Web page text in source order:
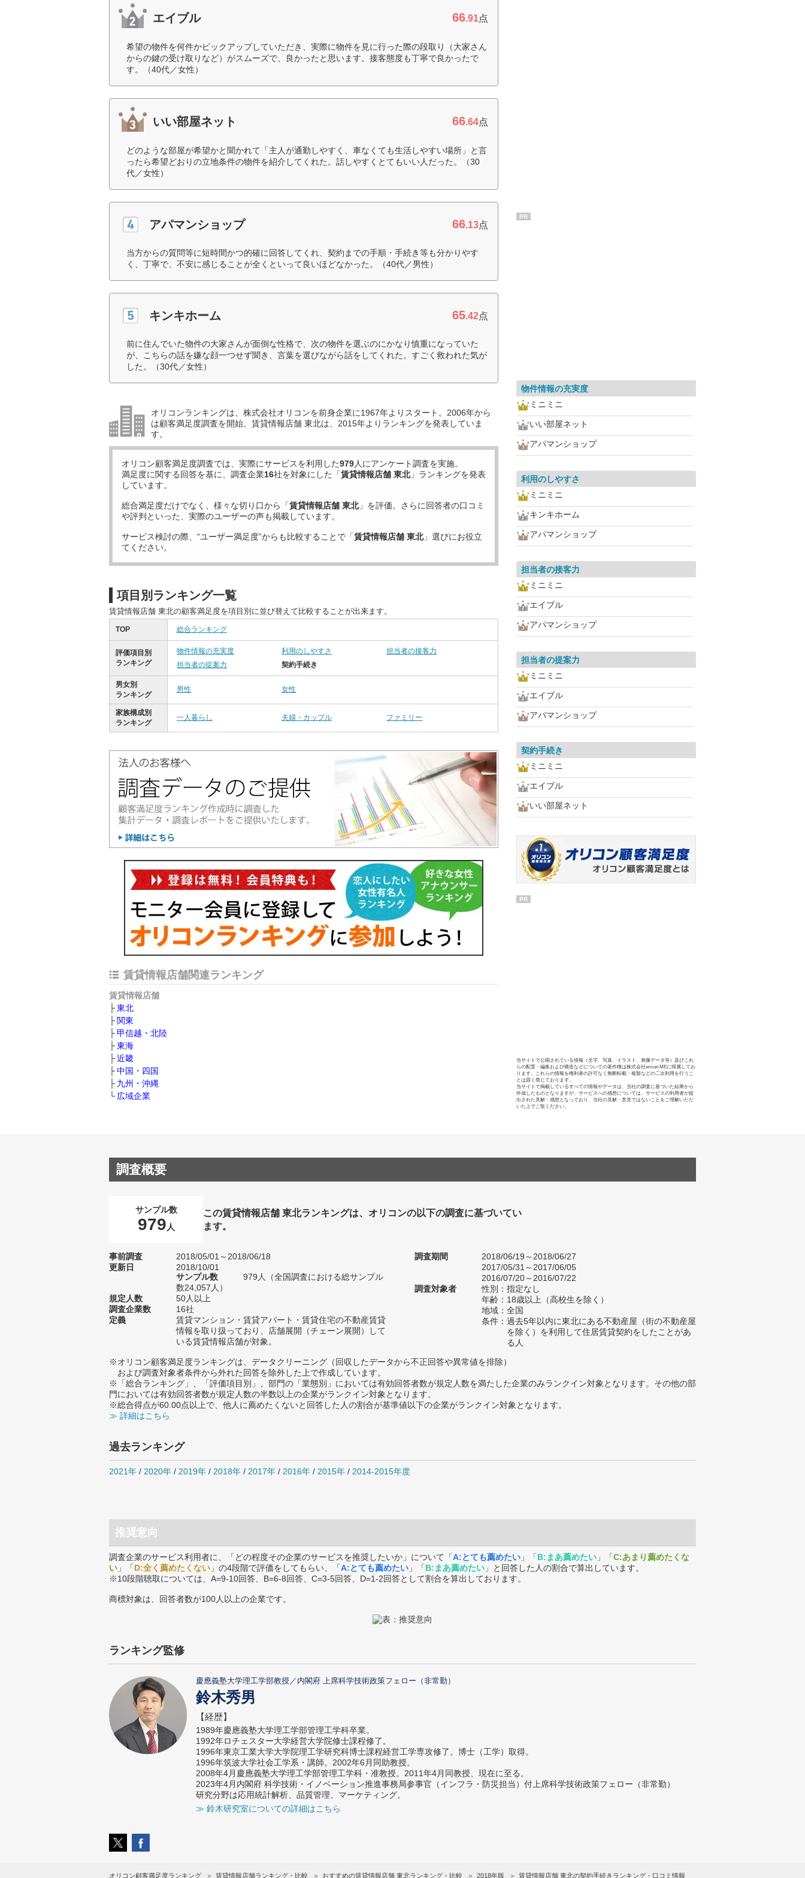
エイブル 66.91点
希望の物件を何件かピックアップしていただき、実際に物件を見に行った際の段取り（大家さん
からの鍵の受け取りなど）がスムーズで、良かったと思います。接客態度も丁寧で良かったで
す。（40代／女性）
いい部屋ネット 66.64点
どのような部屋が希望かと聞かれて「主人が通勤しやすく、車なくても生活しやすい場所」と言
ったら希望どおりの立地条件の物件を紹介してくれた。話しやすくとてもいい人だった。（30
代／女性）
アパマンショップ 66.13点
当方からの質問等に短時間かつ的確に回答してくれ、契約までの手順・手続き等も分かりやす
く、丁寧で、不安に感じることが全くといって良いほどなかった。（40代／男性）
キンキホーム 65.42点
前に住んでいた物件の大家さんが面倒な性格で、次の物件を選ぶのにかなり慎重になっていた
が、こちらの話を嫌な顔一つせず聞き、言葉を選びながら話をしてくれた。すごく救われた気が
した。（30代／女性）
オリコンランキングは、株式会社オリコンを前身企業に1967年よりスタート。2006年から
は顧客満足度調査を開始。賃貸情報店舗 東北は、2015年よりランキングを発表していま
す。
オリコン顧客満足度調査では、実際にサービスを利用した979人にアンケート調査を実施。
満足度に関する回答を基に、調査企業16社を対象にした「賃貸情報店舗 東北」ランキングを発表
しています。
総合満足度だけでなく、様々な切り口から「賃貸情報店舗 東北」を評価。さらに回答者の口コミ
や評判といった、実際のユーザーの声も掲載しています。
サービス検討の際、“ユーザー満足度”からも比較することで「賃貸情報店舗 東北」選びにお役立
てください。
項目別ランキング一覧
賃貸情報店舗 東北の顧客満足度を項目別に並び替えて比較することが出来ます。
TOP 総合ランキング
評価項目別
ランキング
物件情報の充実度 利用のしやすさ
担当者の接客力
担当者の提案力
契約手続き
男女別
ランキング
男性 女性
家族構成別
ランキング
一人暮らし 夫婦・カップル ファミリー
賃貸情報店舗関連ランキング
賃貸情報店舗
東北
関東
甲信越・北陸
東海
近畿
中国・四国
九州・沖縄
広域企業
PR
物件情報の充実度
ミニミニ
いい部屋ネット
アパマンショップ
利用のしやすさ
ミニミニ
キンキホーム
アパマンショップ
担当者の接客力
ミニミニ
エイブル
アパマンショップ
担当者の提案力
ミニミニ
エイブル
アパマンショップ
契約手続き
ミニミニ
エイブル
いい部屋ネット
PR
当サイトで公開されている情報（文字、写真、イラスト、画像データ等）及びこれ
らの配置・編集および構造などについての著作権は株式会社oricon MEに帰属してお
ります。これらの情報を権利者の許可なく無断転載・複製などの二次利用を行うこ
とは固く禁じております。
当サイトで掲載しているすべての情報やデータは、当社の調査に基づいた結果から
作成したものとなりますが、サービスへの感想については、サービスの利用者が提
出された見解・感想となっており、当社の見解・意見ではないことをご理解いただ
いた上でご覧ください。
調査概要
サンプル数
979 人
この賃貸情報店舗 東北ランキングは、オリコンの以下の調査に基づいてい
ます。
事前調査
2018/05/01～2018/06/18
更新日
2018/10/01
サンプル数
979人（全国調査における総サンプル
数24,057人）
規定人数
50人以上
調査企業数
16社
定義
賃貸マンション・賃貸アパート・賃貸住宅の不動産賃貸
情報を取り扱っており、店舗展開（チェーン展開）して
いる賃貸情報店舗が対象。
調査期間
2018/06/19～2018/06/27
2017/05/31～2017/06/05
2016/07/20～2016/07/22
調査対象者
性別：指定なし
年齢：18歳以上（高校生を除く）
地域：全国
条件：過去5年以内に東北にある不動産屋（街の不動産屋
を除く）を利用して住居賃貸契約をしたことがあ
る人
※オリコン顧客満足度ランキングは、データクリーニング（回収したデータから不正回答や異常値を排除）
および調査対象者条件から外れた回答を除外した上で作成しています。
※「総合ランキング」、「評価項目別」、部門の「業態別」においては有効回答者数が規定人数を満たした企業のみランクイン対象となります。その他の部
門においては有効回答者数が規定人数の半数以上の企業がランクイン対象となります。
※総合得点が60.00点以上で、他人に薦めたくないと回答した人の割合が基準値以下の企業がランクイン対象となります。
≫ 詳細はこちら
過去ランキング
2021年 / 2020年 / 2019年 / 2018年 / 2017年 / 2016年 / 2015年 / 2014-2015年度
推奨意向
調査企業のサービス利用者に、「どの程度その企業のサービスを推奨したいか」について「A:とても薦めたい 」「B:まあ薦めたい 」「C:あまり薦めたくな
い 」「D:全く薦めたくない 」の4段階で評価をしてもらい、「A:とても薦めたい 」「B:まあ薦めたい 」と回答した人の割合で算出しています。
※10段階聴取については、A=9-10回答、B=6-8回答、C=3-5回答、D=1-2回答として割合を算出しております。
商標対象は、回答者数が100人以上の企業です。
ランキング監修
慶應義塾大学理工学部教授／内閣府 上席科学技術政策フェロー（非常勤）
鈴木秀男
【経歴】
1989年慶應義塾大学理工学部管理工学科卒業。
1992年ロチェスター大学経営大学院修士課程修了。
1996年東京工業大学大学院理工学研究科博士課程経営工学専攻修了。博士（工学）取得。
1996年筑波大学社会工学系・講師。2002年6月同助教授。
2008年4月慶應義塾大学理工学部管理工学科・准教授。2011年4月同教授、現在に至る。
2023年4月内閣府 科学技術・イノベーション推進事務局参事官（インフラ・防災担当）付上席科学技術政策フェロー（非常勤）
研究分野は応用統計解析、品質管理、マーケティング。
≫ 鈴木研究室についての詳細はこちら
オリコン顧客満足度ランキング 賃貸情報店舗ランキング・比較 おすすめの賃貸情報店舗 東北ランキング・比較 2018年版 賃貸情報店舗 東北の契約手続きランキング・口コミ情報